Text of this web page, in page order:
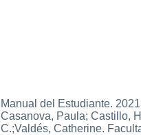
Manual del Estudiante.
Casanova, Paula; Castillo,
C.;Valdés, Catherine.